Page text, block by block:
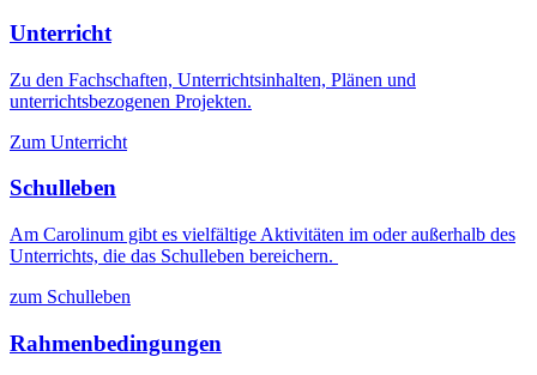
Unterricht
Zu den Fachschaften, Unterrichtsinhalten, Plänen und
unterrichtsbezogenen Projekten.
Zum Unterricht
Schulleben
Am Carolinum gibt es vielfältige Aktivitäten im oder außerhalb des
Unterrichts, die das Schulleben bereichern.
zum Schulleben
Rahmenbedingungen